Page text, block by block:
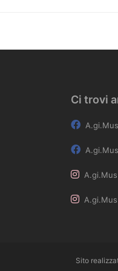
Ci trovi
Sito